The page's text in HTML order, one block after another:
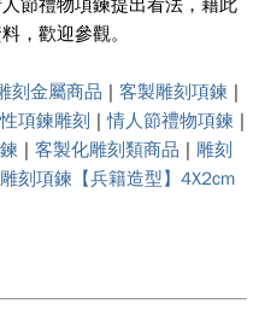
節禮物項鍊提出看法，藉此
，歡迎參觀。
刻金屬商品 客製雕刻項鍊
項鍊雕刻 |情人節禮物項鍊
客製化雕刻類商品
雕刻
刻項鍊【兵籍造型】4X2cm